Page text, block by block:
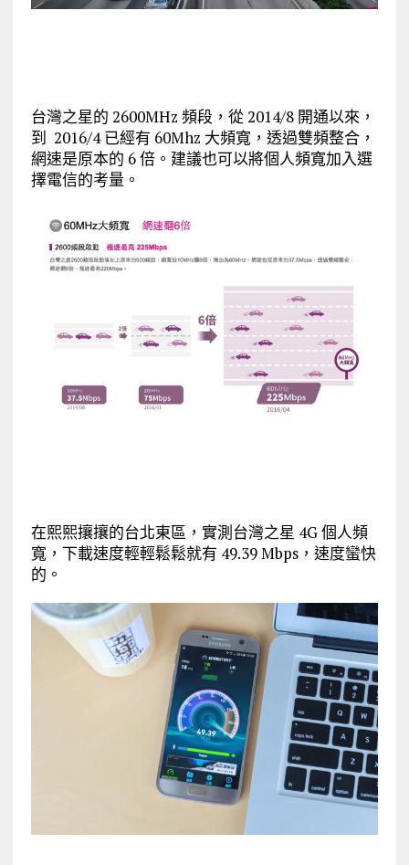
台灣之星的 2600MHz 頻段，從 2014/8 開通以來，
到 2016/4 已經有 60Mhz 大頻寬，透過雙頻整合，
網速是原本的 6 倍。建議也可以將個人頻寬加入選
擇電信的考量。
在熙熙攘攘的台北東區，實測台灣之星 4G 個人頻
寬，下載速度輕輕鬆鬆就有 49.39 Mbps，速度蠻快
的。